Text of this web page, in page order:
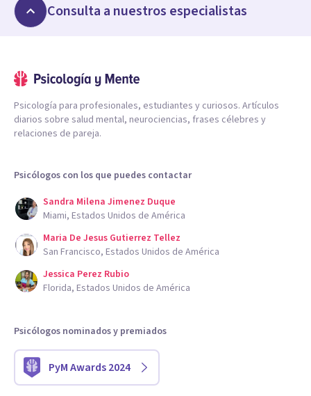
Consulta a nuestros especialistas
Psicología para profesionales, estudiantes y curiosos. Artículos
diarios sobre salud mental, neurociencias, frases célebres y
relaciones de pareja.
Psicólogos con los que puedes contactar
Sandra Milena Jimenez Duque
Miami, Estados Unidos de América
Maria De Jesus Gutierrez Tellez
San Francisco, Estados Unidos de América
Jessica Perez Rubio
Florida, Estados Unidos de América
Psicólogos nominados y premiados
PyM Awards 2024